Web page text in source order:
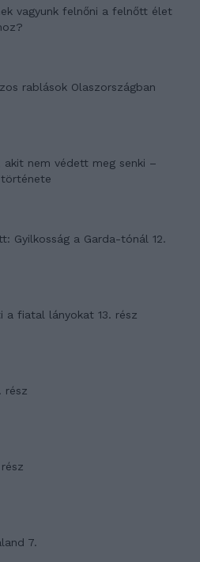
vagyunk felnőni a felnőtt élet
rablások Olaszországban
akit nem védett meg senki –
története
Gyilkosság a Garda-tónál 12.
a fiatal lányokat 13. rész
rész
7.